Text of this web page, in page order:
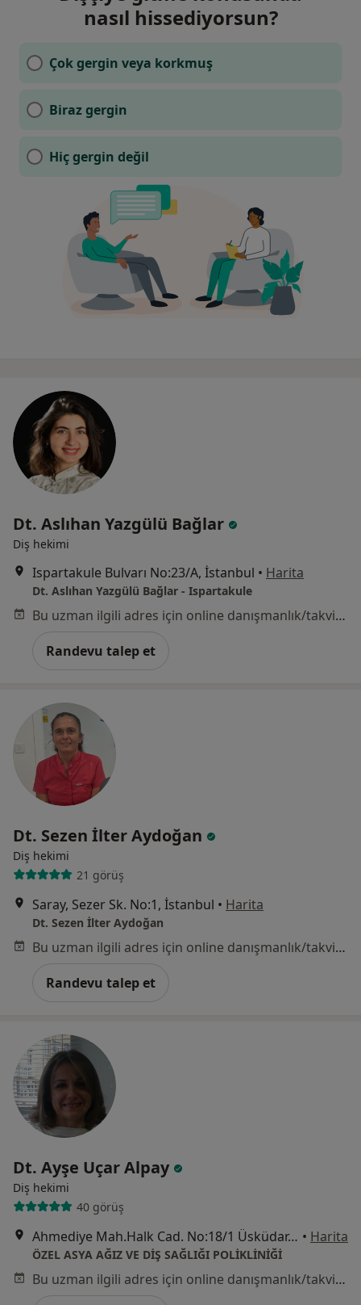
nasıl hissediyorsun?
Çok gergin veya korkmuş
Biraz gergin
Hiç gergin değil
Dt. Aslıhan Yazgülü Bağlar
Diş hekimi
Ispartakule Bulvarı No:23/A, İstanbul • Harita
Dt. Aslıhan Yazgülü Bağlar - Ispartakule
Bu uzman ilgili adres için online danışmanlık/takvim sunmuyor.
Randevu talep et
Dt. Sezen İlter Aydoğan
Diş hekimi
21 görüş
Saray, Sezer Sk. No:1, İstanbul • Harita
Dt. Sezen İlter Aydoğan
Bu uzman ilgili adres için online danışmanlık/takvim sunmuyor.
Randevu talep et
Dt. Ayşe Uçar Alpay
Diş hekimi
40 görüş
Ahmediye Mah.Halk Cad. No:18/1 Üsküdar, İstanbul • Harita
ÖZEL ASYA AĞIZ VE DİŞ SAĞLIĞI POLİKLİNİĞİ
Bu uzman ilgili adres için online danışmanlık/takvim sunmuyor.